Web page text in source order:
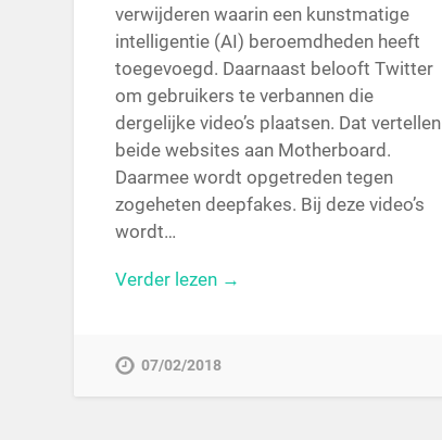
verwijderen waarin een kunstmatige
intelligentie (AI) beroemdheden heeft
toegevoegd. Daarnaast belooft Twitter
om gebruikers te verbannen die
dergelijke video’s plaatsen. Dat vertellen
beide websites aan Motherboard.
Daarmee wordt opgetreden tegen
zogeheten deepfakes. Bij deze video’s
wordt…
Verder lezen →
07/02/2018